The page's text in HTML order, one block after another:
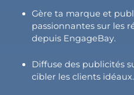
Gère ta marque et
passionnantes sur les
depuis EngageBay.
Diffuse des publicités
cibler les clients idéaux.